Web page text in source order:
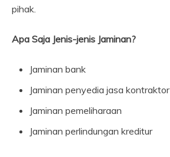
pihak.
Apa Saja Jenis-jenis Jaminan?
Jaminan bank
Jaminan penyedia jasa kontraktor
Jaminan pemeliharaan
Jaminan perlindungan kreditur